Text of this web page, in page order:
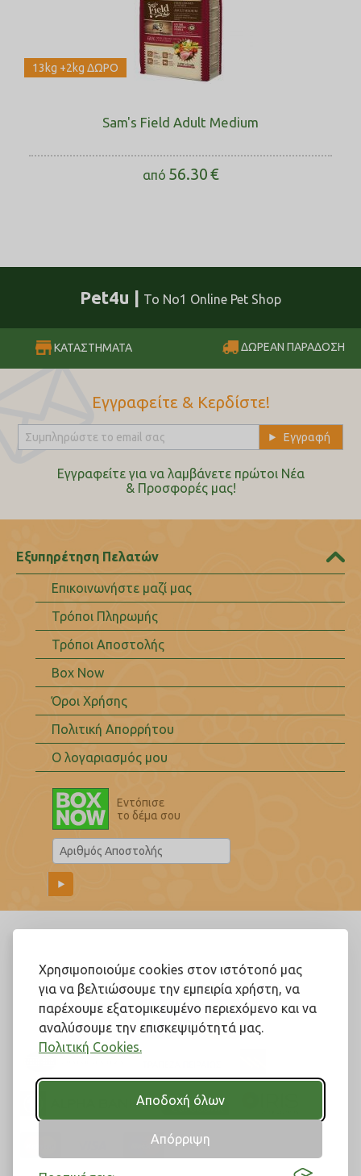
Χρησιμοποιούμε cookies στον ιστότοπό μας
για να βελτιώσουμε την εμπειρία χρήστη, να
παρέχουμε εξατομικευμένο περιεχόμενο και να
αναλύσουμε την επισκεψιμότητά μας.
Πολιτική Cookies.
Αποδοχή όλων
Απόρριψη
13kg +2kg ΔΩΡΟ
Sam's Field Adult Medium
από 56.30€
Pet4u | Το No1 Online Pet Shop
ΚΑΤΑΣΤΗΜΑΤΑ ΔΩΡΕΑΝ ΠΑΡΑΔΟΣΗ
Εγγραφείτε & Κερδίστε!
Εγγραφείτε για να λαμβάνετε πρώτοι Nέα
& Προσφορές μας!
Εξυπηρέτηση Πελατών
Επικοινωνήστε μαζί μας
Τρόποι Πληρωμής
Τρόποι Αποστολής
Box Now
Όροι Χρήσης
Πολιτική Απορρήτου
Ο λογαριασμός μου
Εντόπισε
το δέμα σου
Ακολουθήστε μας!